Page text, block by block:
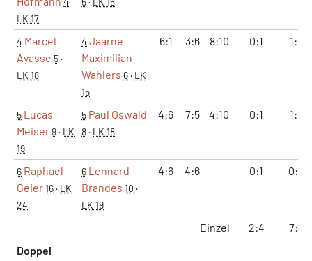
LK 17
4 Marcel
Ayasse 5·
LK 18
4 Jaarne
Maximilian
Wahlers 6· LK
15
6:1 3:6 8:10 0:1 1:2
5 Lucas
Meiser9· LK
19
5 Paul Oswald
8· LK 18
4:6 7:5 4:10 0:1 1:2
6 Raphael
Geier16· LK
24
6 Lennard
Brandes 10 ·
LK 19
4:6 4:6 0:1 0:2
Einzel 2:4
7:8
Doppel